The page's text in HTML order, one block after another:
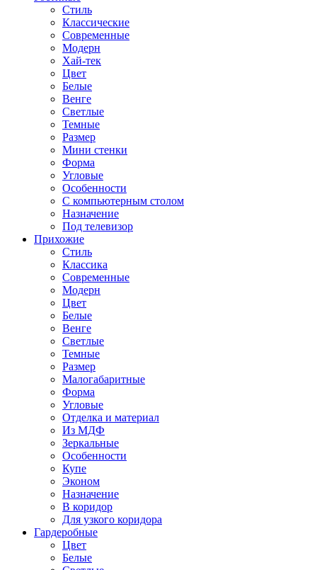
Стиль
Классические
Современные
Модерн
Хай-тек
Цвет
Белые
Венге
Светлые
Темные
Размер
Мини стенки
Форма
Угловые
Особенности
С компьютерным столом
Назначение
Под телевизор
Прихожие
Стиль
Классика
Современные
Модерн
Цвет
Белые
Венге
Светлые
Темные
Размер
Малогабаритные
Форма
Угловые
Отделка и материал
Из МДФ
Зеркальные
Особенности
Купе
Эконом
Назначение
В коридор
Для узкого коридора
Гардеробные
Цвет
Белые